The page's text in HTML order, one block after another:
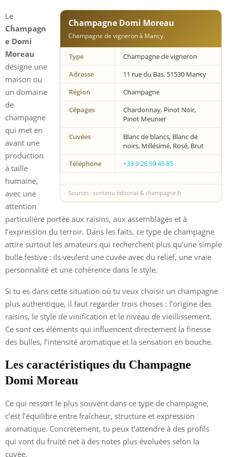
Champagne Domi Moreau
Champagne de vigneron à Mancy.
Type
Champagne de vigneron
Adresse
11 rue du Bas, 51530 Mancy
Région
Champagne
Cépages
Chardonnay, Pinot Noir,
Pinot Meunier
Cuvées
Blanc de blancs, Blanc de
noirs, Millésimé, Rosé, Brut
Téléphone
+33 3 26 59 45 85
Sources : contenu éditorial & champagne.fr
Le
Champagn
e Domi
Moreau
désigne une
maison ou
un domaine
de
champagne
qui met en
avant une
production
à taille
humaine,
avec une
attention
particulière portée aux raisins, aux assemblages et à
l’expression du terroir. Dans les faits, ce type de champagne
attire surtout les amateurs qui recherchent plus qu’une simple
bulle festive : ils veulent une cuvée avec du relief, une vraie
personnalité et une cohérence dans le style.
Si tu es dans cette situation où tu veux choisir un champagne
plus authentique, il faut regarder trois choses : l’origine des
raisins, le style de vinification et le niveau de vieillissement.
Ce sont ces éléments qui influencent directement la finesse
des bulles, l’intensité aromatique et la sensation en bouche.
Les caractéristiques du Champagne
Domi Moreau
Ce qui ressort le plus souvent dans ce type de champagne,
c’est l’équilibre entre fraîcheur, structure et expression
aromatique. Concrètement, tu peux t’attendre à des profils
qui vont du fruité net à des notes plus évoluées selon la
cuvée.